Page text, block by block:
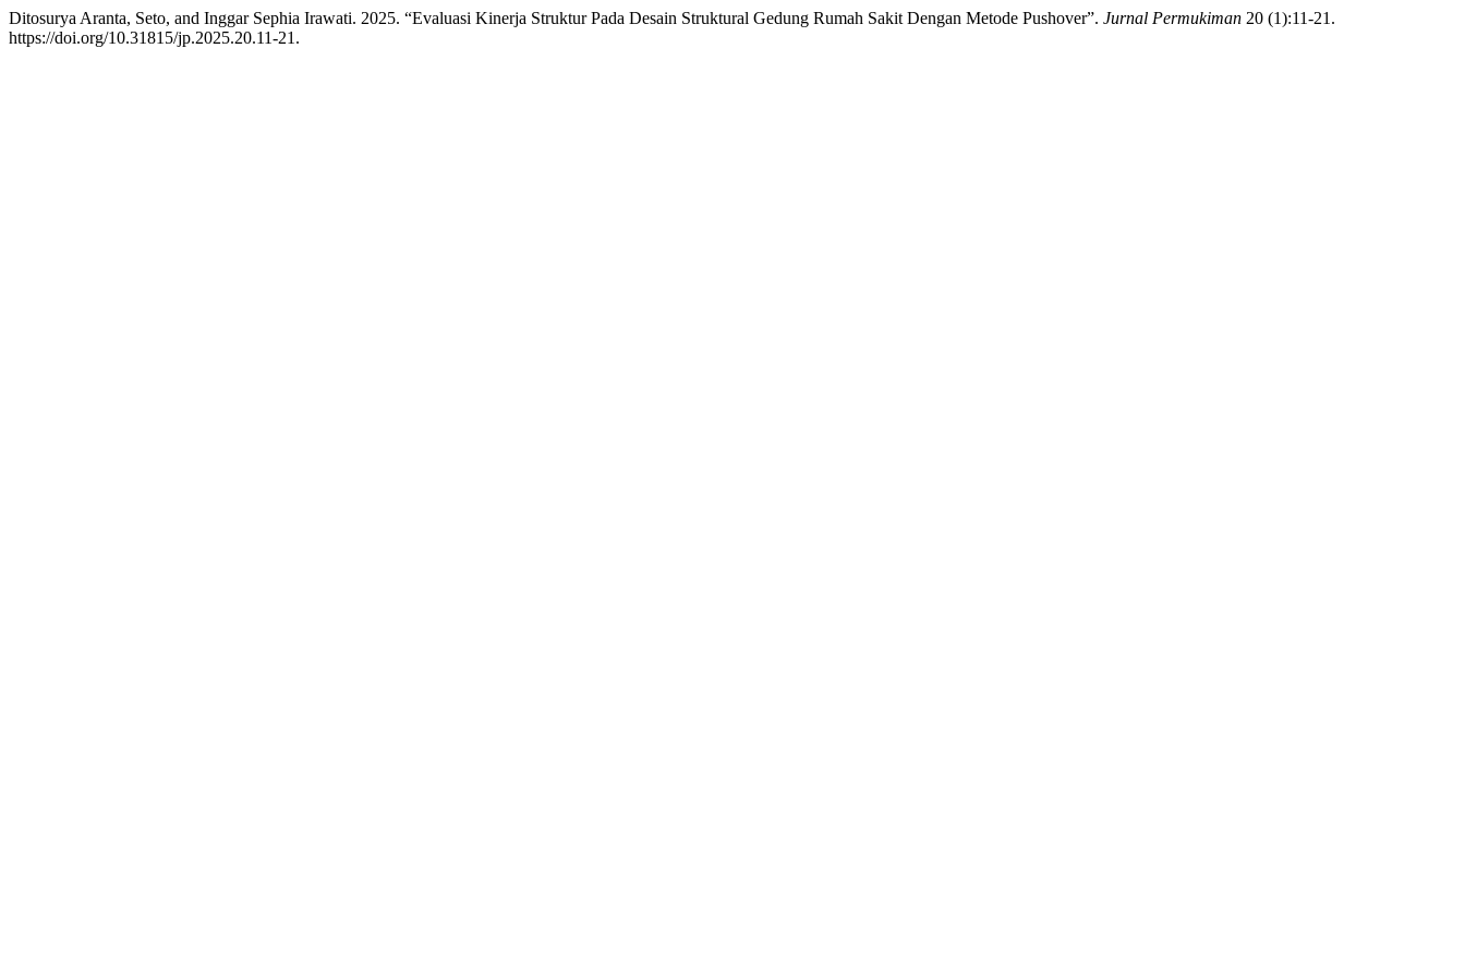
Ditosurya Aranta, Seto, and Inggar Sephia Irawati. 2025. “Evaluasi Kinerja Struktur Pada Desain Struktural Gedung Rumah Sakit Dengan Metode Pushover”. Jurnal Permukiman 20 (1):11-21.
https://doi.org/10.31815/jp.2025.20.11-21.